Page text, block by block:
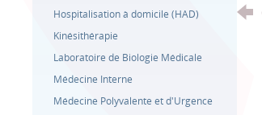
Hospitalisation à domicile (HAD)
Kinésithérapie
Laboratoire de Biologie Médicale
Médecine Interne
Médecine Polyvalente et d'Urgence